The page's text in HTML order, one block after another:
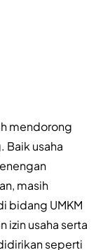
mendorong
Baik usaha
masih
bidang UMKM
izin usaha serta
seperti